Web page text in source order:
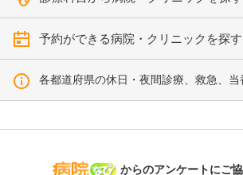
予約ができる病院・クリニックを探
各都道府県の休日・夜間診療、救急、当
病院なび
からのアンケートにご協